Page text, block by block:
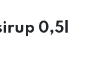
0,5l